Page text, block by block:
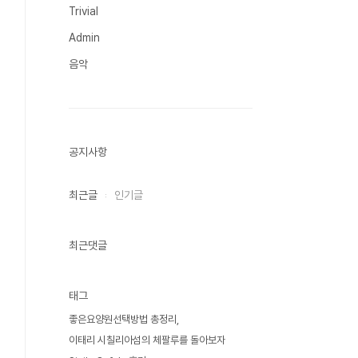
Trivial
Admin
음악
공지사항
최근글 인기글
최근댓글
태그
좋은요양원선택방법 총정리
이태리 시칠리아섬의 체팔루를 돌아보자